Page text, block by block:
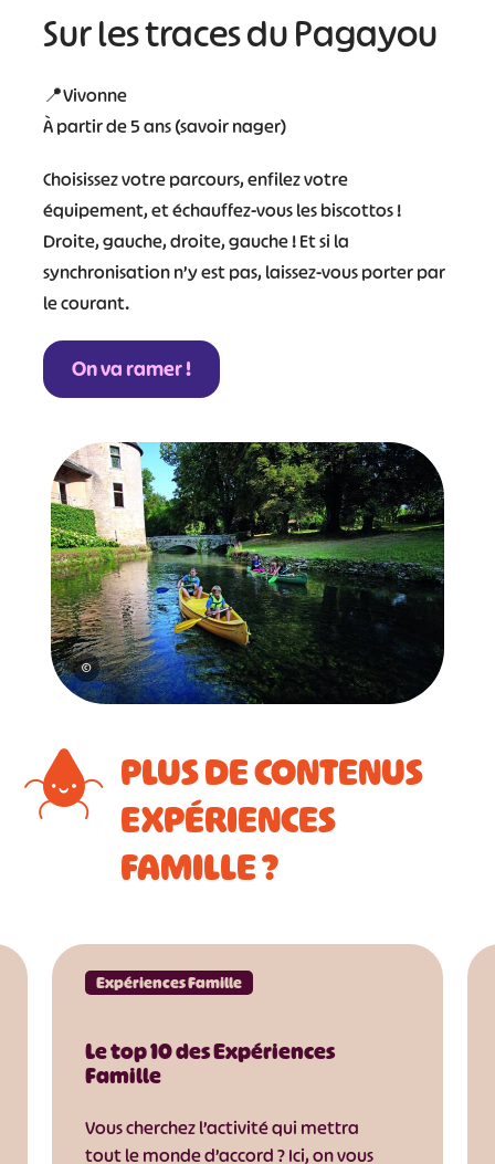
Sur les traces du Pagayou
📍Vivonne
À partir de 5 ans (savoir nager)
Choisissez votre parcours, enfilez votre
équipement, et échauffez-vous les biscottos !
Droite, gauche, droite, gauche ! Et si la
synchronisation n’y est pas, laissez-vous porter par
le courant.
On va ramer !
©
PLUS DE CONTENUS
EXPÉRIENCES
FAMILLE ?
Expériences Famille
Le top 10 des Expériences
Famille
Vous cherchez l’activité qui mettra
tout le monde d’accord ? Ici, on vous